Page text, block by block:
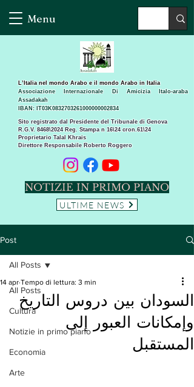
Menu
Sito registrato dal Presidente del Tribunale di Genova
R.G.V. 8468\2024 Reg. Stampa n 16\24 cron.61\24 ​
Proprietario Talal Khrais
Direttore Responsabile Roberto Roggero
L’Italia nel mondo Arabo e il mondo Arabo in Italia
Associazione Internazionale Di Amicizia Italo-araba
Assadakah
IBAN: IT03K0832703261000000002834
NOTIZIE IN PRIMO PIANO
ULTIME NEWS
Post
All Posts
Cultura
Notizie in primo piano
Economia
Arte
All Posts
السودان بين دروس التاريخ
وإمكانات العبور إلى
المستقبل
14 apr Tempo di lettura: 3 min